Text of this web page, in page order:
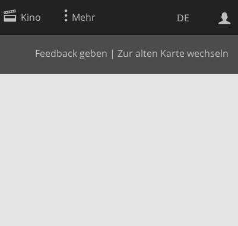
DE
Kino Mehr
Feedback geben | Zur alten Karte wechseln
Websuche